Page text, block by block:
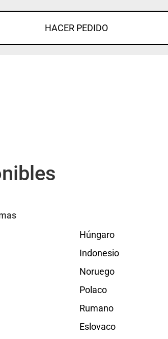
HACER PEDIDO
Húngaro
Indonesio
Noruego
Polaco
Rumano
Eslovaco